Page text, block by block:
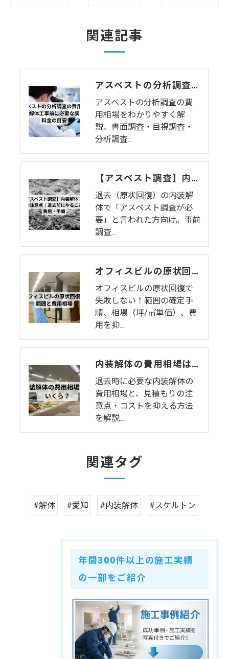
関連記事
アスベストの分析調査の費用相場｜内装解体工事前に必要な調査と料金の目安
アスベストの分析調査の費
用相場をわかりやすく解
説。書面調査・目視調査・
分析調査…
【アスベスト調査】内装解体する際の注意点｜退去前にやること・費用・手順
退去（原状回復）の内装解
体で「アスベスト調査が必
要」と言われた方向け。事前
調査…
オフィスビルの原状回復の範囲と費用相場
オフィスビルの原状回復で
失敗しない！範囲の確定手
順、相場（坪/㎡単価）、費
用を抑…
内装解体の費用相場はいくら？原状回復で損しないための基礎知識とコスト削減術
退去時に必要な内装解体の
費用相場と、見積もりの注
意点・コストを抑える方法
を解説…
関連タグ
#解体 #愛知 #内装解体 #スケルトン
年間300件以上の施工実績
の一部をご紹介